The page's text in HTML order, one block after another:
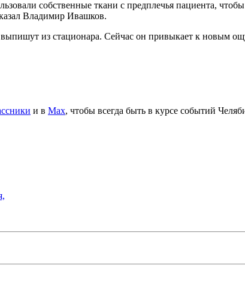
собственные ткани с предплечья пациента,
Владимир Ивашков.
из стационара. Сейчас он привыкает к новым
и в Max, чтобы всегда быть в курсе событий